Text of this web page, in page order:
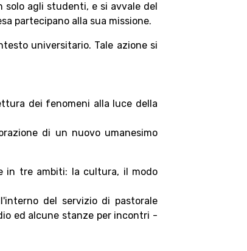
solo agli studenti, e si avvale del
partecipano alla sua missione.
universitario. Tale azione si
dei fenomeni alla luce della
di un nuovo umanesimo
in tre ambiti: la cultura, il modo
del servizio di pastorale
ed alcune stanze per incontri -